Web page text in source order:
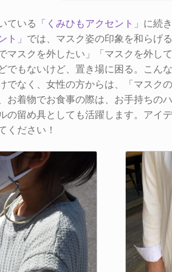
ている 「くみひもアクセント」 に続
ト」 では、マスク姿の印象を和らげ
マスクを外したい」「マスクを外し
でもないけど、置き場に困る。こん
でなく、女性の方からは、「マスク
お着物でお食事の際は、お手持ちの
の留め具としても活躍します。アイ
ください！